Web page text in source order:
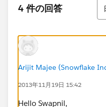
4 件の回答
並
Arijit Majee (Snowflake
2013年11月19日 15:42
Hello Swapnil,